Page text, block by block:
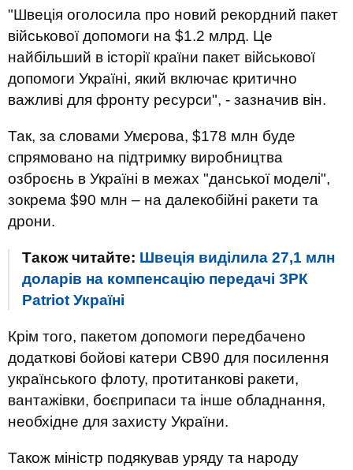
"Швеція оголосила про новий рекордний пакет
військової допомоги на $1.2 млрд. Це
найбільший в історії країни пакет військової
допомоги Україні, який включає критично
важливі для фронту ресурси", - зазначив він.
Так, за словами Умєрова, $178 млн буде
спрямовано на підтримку виробництва
озброєнь в Україні в межах "данської моделі",
зокрема $90 млн – на далекобійні ракети та
дрони.
Також читайте: Швеція виділила 27,1 млн
доларів на компенсацію передачі ЗРК
Patriot Україні
Крім того, пакетом допомоги передбачено
додаткові бойові катери CB90 для посилення
українського флоту, протитанкові ракети,
вантажівки, боєприпаси та інше обладнання,
необхідне для захисту України.
Також міністр подякував уряду та народу